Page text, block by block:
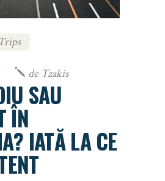
de Tzakis
SAU
ÎN
IATĂ LA CE